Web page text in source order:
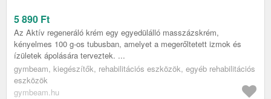
5 890 Ft
Az Aktív regeneráló krém egy egyedülálló masszázskrém,
kényelmes 100 g-os tubusban, amelyet a megerőltetett izmok és
ízületek ápolására terveztek. ...
gymbeam, kiegészítők, rehabilitációs eszközök, egyéb rehabilitációs
eszközök
gymbeam.hu